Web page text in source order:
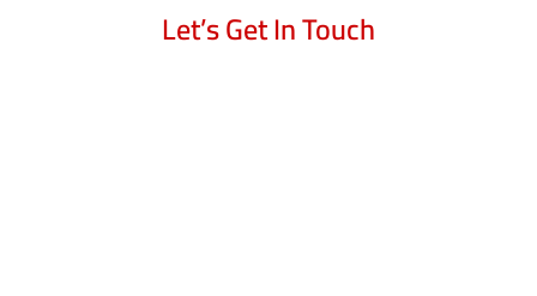
Let’s Get In Touch